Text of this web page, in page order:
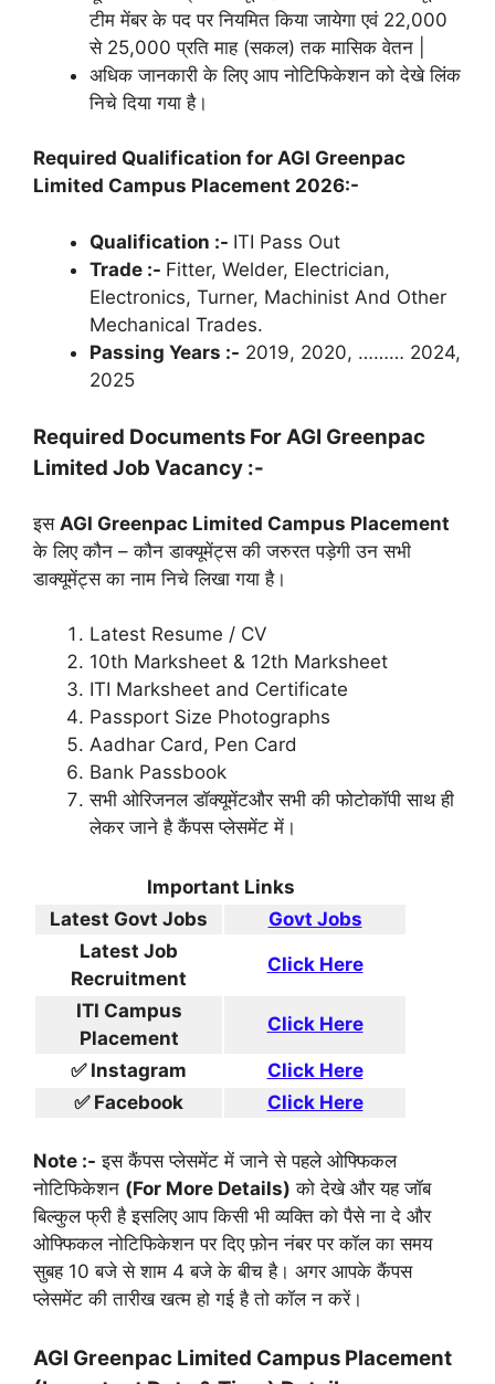
टीम मेंबर के पद पर नियमित किया जायेगा एवं 22,000
से 25,000 प्रति माह (सकल) तक मासिक वेतन |
अधिक जानकारी के लिए आप नोटिफिकेशन को देखे लिंक
निचे दिया गया है।
Required Qualification for AGI Greenpac
Limited Campus Placement 2026:-
Qualification :- ITI Pass Out
Trade :- Fitter, Welder, Electrician,
Electronics, Turner, Machinist And Other
Mechanical Trades.
Passing Years :- 2019, 2020, ……… 2024,
2025
Required Documents ForAGI Greenpac
Limited Job Vacancy :-
इस AGI Greenpac Limited Campus Placement
के लिए कौन – कौन डाक्यूमेंट्स की जरुरत पड़ेगी उन सभी
डाक्यूमेंट्स का नाम निचे लिखा गया है।
Latest Resume / CV
10th Marksheet & 12th Marksheet
ITI Marksheet and Certificate
Passport Size Photographs
Aadhar Card, Pen Card
Bank Passbook
सभी ओरिजनल डॉक्यूमेंटऔर सभी की फोटोकॉपी साथ ही
लेकर जाने है कैंपस प्लेसमेंट में।
Important Links
Latest Govt Jobs
Govt Jobs
Latest Job
Recruitment
Click Here
ITI Campus
Placement
Click Here
✅ Instagram
Click Here
✅ Facebook
Click Here
Note :- इस कैंपस प्लेसमेंट में जाने से पहले ओफ्फिकल
नोटिफिकेशन (For More Details) को देखे और यह जॉब
बिल्कुल फ्री है इसलिए आप किसी भी व्यक्ति को पैसे ना दे और
ओफ्फिकल नोटिफिकेशन पर दिए फ़ोन नंबर पर कॉल का समय
सुबह 10 बजे से शाम 4 बजे के बीच है। अगर आपके कैंपस
प्लेसमेंट की तारीख खत्म हो गई है तो कॉल न करें।
AGI Greenpac Limited Campus Placement